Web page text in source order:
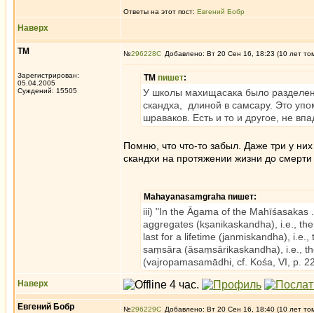
Ответы на этот пост: Евгений Бобр
Наверх
ТМ
Зарегистрирован:
05.04.2005
Суждений: 15505
№296228 Добавлено: Вт 20 Сен 16, 18:23 (10 лет
ТМ пишет:
У школы махищасака было
скандха, длиной в самсару. Это
шраваков. Есть и то и другое, не
Помню, что что-то забыл. Даже три у
скандхи на протяжении жизни до
Mahayanasamgraha пишет:
iii) "In the Āgama of the
aggregates (kṣanikaskandha), i.e.,
last for a lifetime (janmiskandha),
saṃsāra (āsaṃsārikaskandha), i.e.,
(vajropamasamādhi, cf. Kośa, VI, p.
Наверх
Евгений Бобр №296229 Добавлено: Вт 20 Сен 16, 18:40 (10 лет